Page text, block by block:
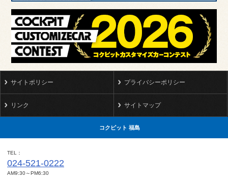
サイトポリシー プライバシーポリシー
リンク サイトマップ
コクピット 福島
TEL
024-521-0222
AM9:30～PM6:30